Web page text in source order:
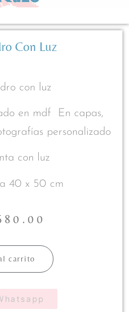
Con Luz
con luz
en mdf En capas,
personalizado
con luz
40 x 50 cm
carrito